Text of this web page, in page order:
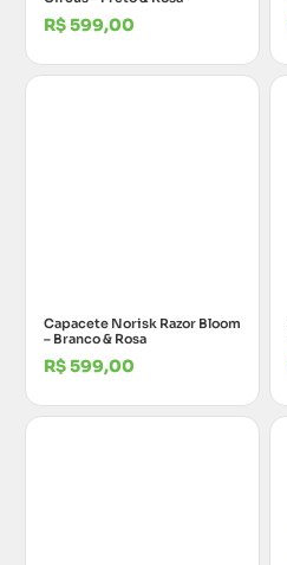
R$599,00
Capacete Norisk Razor Bloom
– Branco & Rosa
R$599,00